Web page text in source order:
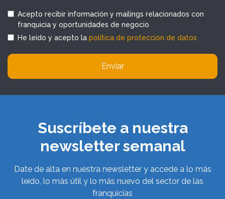
Acepto recibir información y mailings relacionados con
franquicia y oportunidades de negocio
He leído y acepto la política de protección de datos
Enviar
Suscríbete a nuestra
newsletter semanal
Date de alta en nuestra newsletter y accede a lo más
leído, lo más útil y lo más nuevo del sector de las
franquicias